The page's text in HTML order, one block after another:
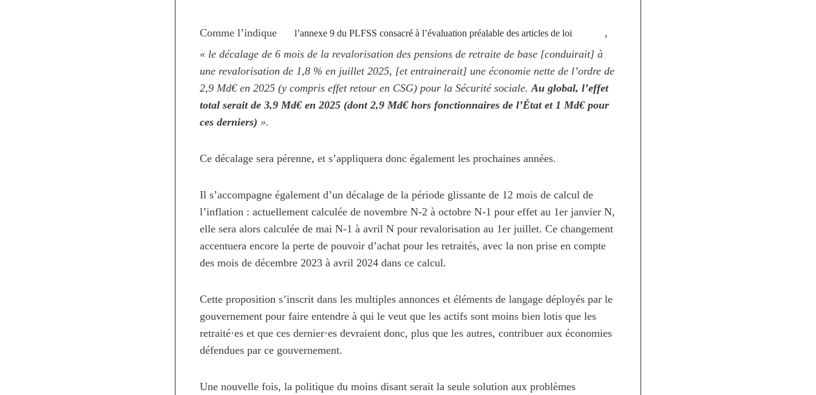
Comme l’indique l’annexe 9 du PLFSS consacré à l’évaluation préalable des articles de loi
,
« le décalage de 6 mois de la revalorisation des pensions de retraite de base [conduirait] à
une revalorisation de 1,8 % en juillet 2025, [et entrainerait] une économie nette de l’ordre de
2,9 Md€ en 2025 (y compris effet retour en CSG) pour la Sécurité sociale. Au global, l’effet
total serait de 3,9 Md€ en 2025 (dont 2,9 Md€ hors fonctionnaires de l’État et 1 Md€ pour
ces derniers) ».
Ce décalage sera pérenne, et s’appliquera donc également les prochaines années.
Il s’accompagne également d’un décalage de la période glissante de 12 mois de calcul de
l’inflation : actuellement calculée de novembre N-2 à octobre N-1 pour effet au 1er janvier N,
elle sera alors calculée de mai N-1 à avril N pour revalorisation au 1er juillet. Ce changement
accentuera encore la perte de pouvoir d’achat pour les retraités, avec la non prise en compte
des mois de décembre 2023 à avril 2024 dans ce calcul.
Cette proposition s’inscrit dans les multiples annonces et éléments de langage déployés par le
gouvernement pour faire entendre à qui le veut que les actifs sont moins bien lotis que les
retraité⋅es et que ces dernier⋅es devraient donc, plus que les autres, contribuer aux économies
défendues par ce gouvernement.
Une nouvelle fois, la politique du moins disant serait la seule solution aux problèmes